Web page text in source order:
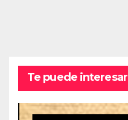
Te puede interesar